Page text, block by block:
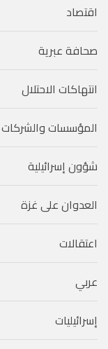
اقتصاد
صحافة عبرية
انتهاكات الاحتلال
المؤسسات والشركات
شؤون إسرائيلية
العدوان على غزة
اعتقالات
عربي
إسرائيليات